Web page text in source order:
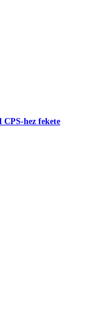
CPS-hez fekete